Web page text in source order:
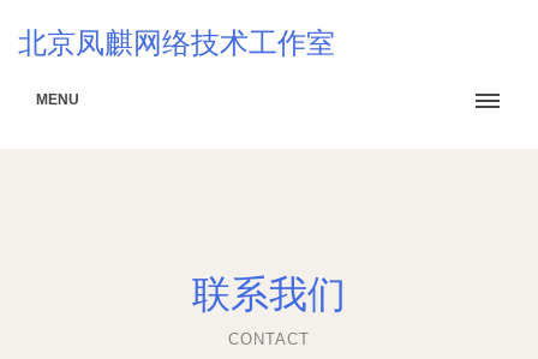
北京凤麒网络技术工作室
MENU
联系我们
CONTACT